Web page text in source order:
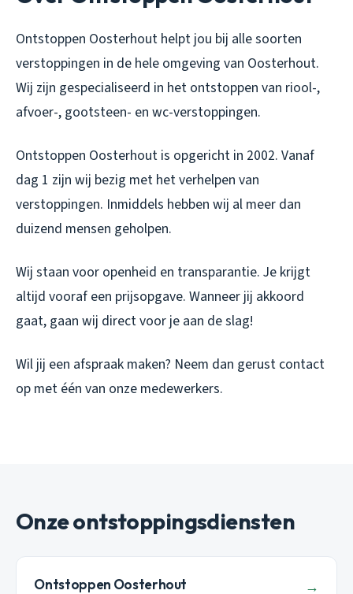
Ontstoppen Oosterhout helpt jou bij alle soorten
verstoppingen in de hele omgeving van Oosterhout.
Wij zijn gespecialiseerd in het ontstoppen van riool-,
afvoer-, gootsteen- en wc-verstoppingen.
Ontstoppen Oosterhout is opgericht in 2002. Vanaf
dag 1 zijn wij bezig met het verhelpen van
verstoppingen. Inmiddels hebben wij al meer dan
duizend mensen geholpen.
Wij staan voor openheid en transparantie. Je krijgt
altijd vooraf een prijsopgave. Wanneer jij akkoord
gaat, gaan wij direct voor je aan de slag!
Wil jij een afspraak maken? Neem dan gerust contact
op met één van onze medewerkers.
Onze ontstoppingsdiensten
Ontstoppen Oosterhout →